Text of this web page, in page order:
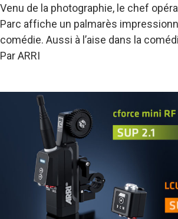
Venu de la photographie, le chef
Parc affiche un palmarès
comédie. Aussi à l’aise dans la
Par ARRI